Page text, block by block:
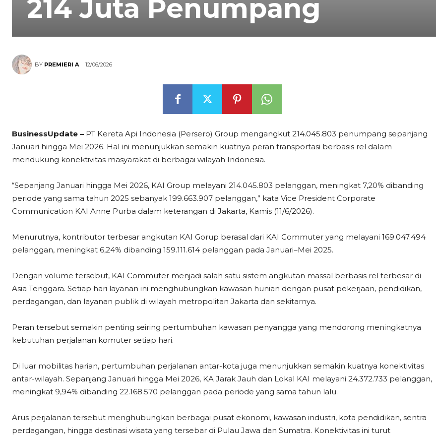
214 Juta Penumpang
BY PREMIERI A 12/06/2026
BusinessUpdate – PT Kereta Api Indonesia (Persero) Group mengangkut 214.045.803 penumpang sepanjang
Januari hingga Mei 2026. Hal ini menunjukkan semakin kuatnya peran transportasi berbasis rel dalam
mendukung konektivitas masyarakat di berbagai wilayah Indonesia.
“Sepanjang Januari hingga Mei 2026, KAI Group melayani 214.045.803 pelanggan, meningkat 7,20% dibanding
periode yang sama tahun 2025 sebanyak 199.663.907 pelanggan,” kata Vice President Corporate
Communication KAI Anne Purba dalam keterangan di Jakarta, Kamis (11/6/2026).
Menurutnya, kontributor terbesar angkutan KAI Gorup berasal dari KAI Commuter yang melayani 169.047.494
pelanggan, meningkat 6,24% dibanding 159.111.614 pelanggan pada Januari–Mei 2025.
Dengan volume tersebut, KAI Commuter menjadi salah satu sistem angkutan massal berbasis rel terbesar di
Asia Tenggara. Setiap hari layanan ini menghubungkan kawasan hunian dengan pusat pekerjaan, pendidikan,
perdagangan, dan layanan publik di wilayah metropolitan Jakarta dan sekitarnya.
Peran tersebut semakin penting seiring pertumbuhan kawasan penyangga yang mendorong meningkatnya
kebutuhan perjalanan komuter setiap hari.
Di luar mobilitas harian, pertumbuhan perjalanan antar-kota juga menunjukkan semakin kuatnya konektivitas
antar-wilayah. Sepanjang Januari hingga Mei 2026, KA Jarak Jauh dan Lokal KAI melayani 24.372.733 pelanggan,
meningkat 9,94% dibanding 22.168.570 pelanggan pada periode yang sama tahun lalu.
Arus perjalanan tersebut menghubungkan berbagai pusat ekonomi, kawasan industri, kota pendidikan, sentra
perdagangan, hingga destinasi wisata yang tersebar di Pulau Jawa dan Sumatra. Konektivitas ini turut